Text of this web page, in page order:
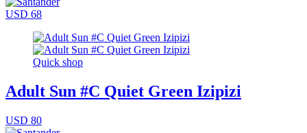
USD 68
Quick shop
Adult Sun #C Quiet Green Izipizi
USD 80